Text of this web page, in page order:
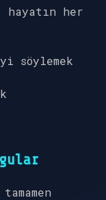
her
söylemek